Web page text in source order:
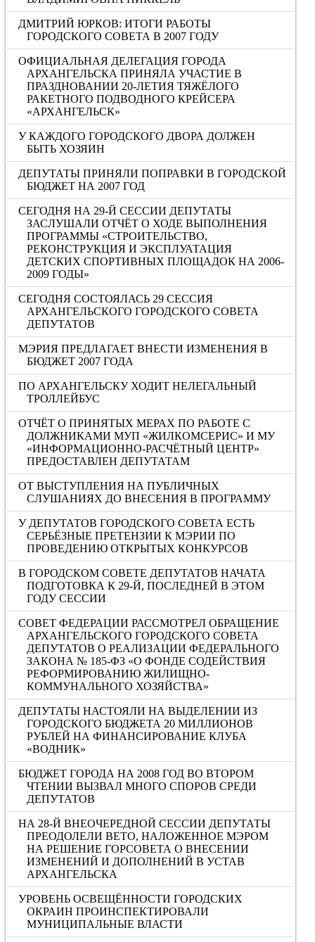
ДМИТРИЙ ЮРКОВ: ИТОГИ РАБОТЫ
ГОРОДСКОГО СОВЕТА В 2007 ГОДУ
ОФИЦИАЛЬНАЯ ДЕЛЕГАЦИЯ ГОРОДА
АРХАНГЕЛЬСКА ПРИНЯЛА УЧАСТИЕ В
ПРАЗДНОВАНИИ 20-ЛЕТИЯ ТЯЖЁЛОГО
РАКЕТНОГО ПОДВОДНОГО КРЕЙСЕРА
«АРХАНГЕЛЬСК»
У КАЖДОГО ГОРОДСКОГО ДВОРА ДОЛЖЕН
БЫТЬ ХОЗЯИН
ДЕПУТАТЫ ПРИНЯЛИ ПОПРАВКИ В ГОРОДСКОЙ
БЮДЖЕТ НА 2007 ГОД
СЕГОДНЯ НА 29-Й СЕССИИ ДЕПУТАТЫ
ЗАСЛУШАЛИ ОТЧЁТ О ХОДЕ ВЫПОЛНЕНИЯ
ПРОГРАММЫ «СТРОИТЕЛЬСТВО,
РЕКОНСТРУКЦИЯ И ЭКСПЛУАТАЦИЯ
ДЕТСКИХ СПОРТИВНЫХ ПЛОЩАДОК НА 2006-
2009 ГОДЫ»
СЕГОДНЯ СОСТОЯЛАСЬ 29 СЕССИЯ
АРХАНГЕЛЬСКОГО ГОРОДСКОГО СОВЕТА
ДЕПУТАТОВ
МЭРИЯ ПРЕДЛАГАЕТ ВНЕСТИ ИЗМЕНЕНИЯ В
БЮДЖЕТ 2007 ГОДА
ПО АРХАНГЕЛЬСКУ ХОДИТ НЕЛЕГАЛЬНЫЙ
ТРОЛЛЕЙБУС
ОТЧЁТ О ПРИНЯТЫХ МЕРАХ ПО РАБОТЕ С
ДОЛЖНИКАМИ МУП «ЖИЛКОМСЕРИС» И МУ
«ИНФОРМАЦИОННО-РАСЧЁТНЫЙ ЦЕНТР»
ПРЕДОСТАВЛЕН ДЕПУТАТАМ
ОТ ВЫСТУПЛЕНИЯ НА ПУБЛИЧНЫХ
СЛУШАНИЯХ ДО ВНЕСЕНИЯ В ПРОГРАММУ
У ДЕПУТАТОВ ГОРОДСКОГО СОВЕТА ЕСТЬ
СЕРЬЁЗНЫЕ ПРЕТЕНЗИИ К МЭРИИ ПО
ПРОВЕДЕНИЮ ОТКРЫТЫХ КОНКУРСОВ
В ГОРОДСКОМ СОВЕТЕ ДЕПУТАТОВ НАЧАТА
ПОДГОТОВКА К 29-Й, ПОСЛЕДНЕЙ В ЭТОМ
ГОДУ СЕССИИ
СОВЕТ ФЕДЕРАЦИИ РАССМОТРЕЛ ОБРАЩЕНИЕ
АРХАНГЕЛЬСКОГО ГОРОДСКОГО СОВЕТА
ДЕПУТАТОВ О РЕАЛИЗАЦИИ ФЕДЕРАЛЬНОГО
ЗАКОНА № 185-ФЗ «О ФОНДЕ СОДЕЙСТВИЯ
РЕФОРМИРОВАНИЮ ЖИЛИЩНО-
КОММУНАЛЬНОГО ХОЗЯЙСТВА»
ДЕПУТАТЫ НАСТОЯЛИ НА ВЫДЕЛЕНИИ ИЗ
ГОРОДСКОГО БЮДЖЕТА 20 МИЛЛИОНОВ
РУБЛЕЙ НА ФИНАНСИРОВАНИЕ КЛУБА
«ВОДНИК»
БЮДЖЕТ ГОРОДА НА 2008 ГОД ВО ВТОРОМ
ЧТЕНИИ ВЫЗВАЛ МНОГО СПОРОВ СРЕДИ
ДЕПУТАТОВ
НА 28-Й ВНЕОЧЕРЕДНОЙ СЕССИИ ДЕПУТАТЫ
ПРЕОДОЛЕЛИ ВЕТО, НАЛОЖЕННОЕ МЭРОМ
НА РЕШЕНИЕ ГОРСОВЕТА О ВНЕСЕНИИ
ИЗМЕНЕНИЙ И ДОПОЛНЕНИЙ В УСТАВ
АРХАНГЕЛЬСКА
УРОВЕНЬ ОСВЕЩЁННОСТИ ГОРОДСКИХ
ОКРАИН ПРОИНСПЕКТИРОВАЛИ
МУНИЦИПАЛЬНЫЕ ВЛАСТИ